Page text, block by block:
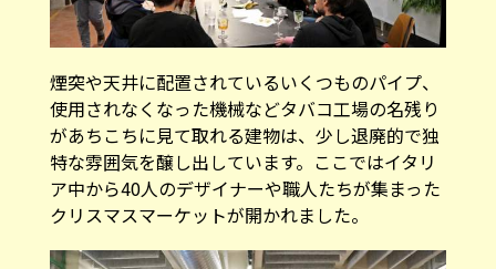
煙突や天井に配置されているいくつものパイプ、
使用されなくなった機械などタバコ工場の名残り
があちこちに見て取れる建物は、少し退廃的で独
特な雰囲気を醸し出しています。ここではイタリ
ア中から40人のデザイナーや職人たちが集まった
クリスマスマーケットが開かれました。